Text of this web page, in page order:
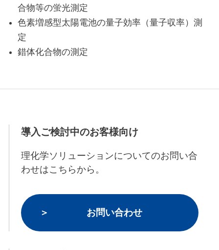
合物等の蛍光測定
色素増感型太陽電池の量子効率（量子収率）測
定
錯体化合物の測定
導入ご検討中のお客様向け
理化学ソリューションについてのお問い合
わせはこちらから。
お問い合わせ